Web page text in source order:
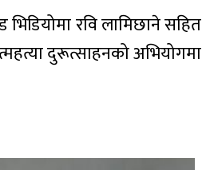
रवि लामिछाने सहित
दुरूत्साहनको अभियोगमा